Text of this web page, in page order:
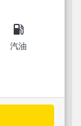
local_gas_station
汽油